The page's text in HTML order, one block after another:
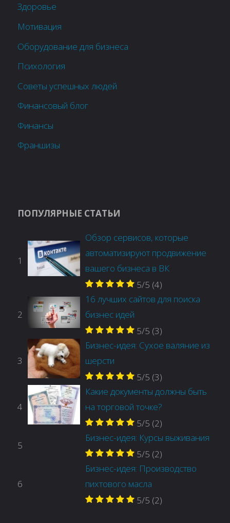
Здоровье
Мотивация
Оборудование для бизнеса
Психология
Советы успешных людей
Финансовый блог
Финансы
Франшизы
ПОПУЛЯРНЫЕ СТАТЬИ
1
Обзор сервисов, которые
автоматизируют продвижение
вашего бизнеса в ВК
5/5 (4)
2
16 лучших сайтов для поиска
бизнес идей
5/5 (3)
3
Бизнес-идея: Сухое валяние из
шерсти
5/5 (3)
4
Какие документы должны быть
на торговой точке?
5/5 (2)
5
Бизнес-идея: Курсы выживания
5/5 (2)
6
Бизнес-идея: Производство
пихтового масла
5/5 (2)